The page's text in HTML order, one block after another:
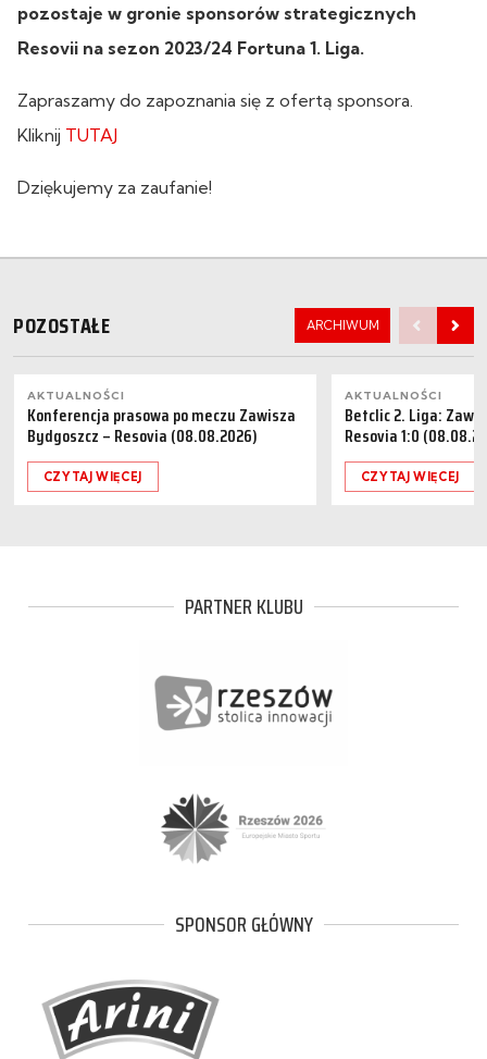
pozostaje w gronie sponsorów strategicznych
Resovii na sezon 2023/24 Fortuna 1. Liga.
Zapraszamy do zapoznania się z ofertą sponsora.
Kliknij TUTAJ
Dziękujemy za zaufanie!
POZOSTAŁE ARCHIWUM
AKTUALNOŚCI
Konferencja prasowa po meczu Zawisza
Bydgoszcz – Resovia (08.08.2026)
CZYTAJ WIĘCEJ
AKTUALNOŚCI
Betclic 2. Liga:
Resovia 1:0
CZYTAJ WIĘCEJ
PARTNER KLUBU
SPONSOR GŁÓWNY